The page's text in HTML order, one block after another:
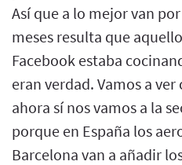
Así que a lo mejor van
meses resulta que
Facebook estaba
eran verdad. Vamos a ver
ahora sí nos vamos a la
porque en España los
Barcelona van a añadir